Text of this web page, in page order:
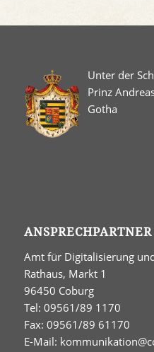
Unter der
Prinz
Gotha
Amt für Digitalisierung
Rathaus, Markt 1
96450 Coburg
Tel: 09561/89 1170
Fax: 09561/89 61170
E-Mail: